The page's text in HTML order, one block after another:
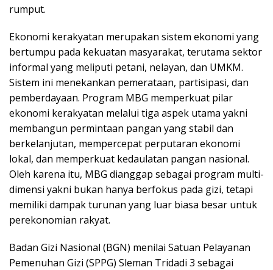
rumput.
Ekonomi kerakyatan merupakan sistem ekonomi yang
bertumpu pada kekuatan masyarakat, terutama sektor
informal yang meliputi petani, nelayan, dan UMKM.
Sistem ini menekankan pemerataan, partisipasi, dan
pemberdayaan. Program MBG memperkuat pilar
ekonomi kerakyatan melalui tiga aspek utama yakni
membangun permintaan pangan yang stabil dan
berkelanjutan, mempercepat perputaran ekonomi
lokal, dan memperkuat kedaulatan pangan nasional.
Oleh karena itu, MBG dianggap sebagai program multi-
dimensi yakni bukan hanya berfokus pada gizi, tetapi
memiliki dampak turunan yang luar biasa besar untuk
perekonomian rakyat.
Badan Gizi Nasional (BGN) menilai Satuan Pelayanan
Pemenuhan Gizi (SPPG) Sleman Tridadi 3 sebagai